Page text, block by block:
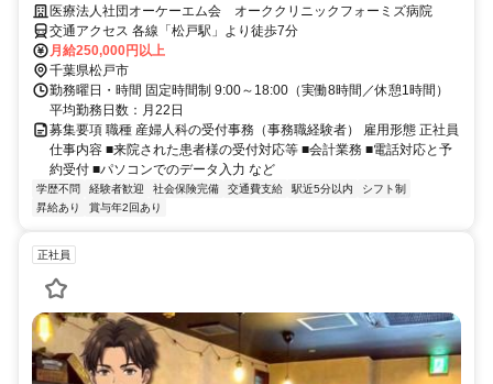
者募集／松戸駅徒歩7分
医療法人社団オーケーエム会 オーククリニックフォーミズ病院
交通アクセス 各線「松戸駅」より徒歩7分
月給250,000円以上
千葉県松戸市
勤務曜日・時間 固定時間制 9:00～18:00（実働8時間／休憩1時間）
平均勤務日数：月22日
募集要項 職種 産婦人科の受付事務（事務職経験者） 雇用形態 正社員
仕事内容 ■来院された患者様の受付対応等 ■会計業務 ■電話対応と予
約受付 ■パソコンでのデータ入力 など
学歴不問 経験者歓迎 社会保険完備 交通費支給 駅近5分以内
シフト制
昇給あり
賞与年2回あり
正社員